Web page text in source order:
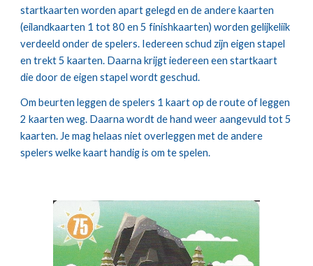
startkaarten worden apart gelegd en de andere kaarten
(eilandkaarten 1 tot 80 en 5 finishkaarten) worden gelijkeliik
verdeeld onder de spelers. Iedereen schud zijn eigen stapel
en trekt 5 kaarten. Daarna krijgt iedereen een startkaart
die door de eigen stapel wordt geschud.
Om beurten leggen de spelers 1 kaart op de route of leggen
2 kaarten weg. Daarna wordt de hand weer aangevuld tot 5
kaarten. Je mag helaas niet overleggen met de andere
spelers welke kaart handig is om te spelen.